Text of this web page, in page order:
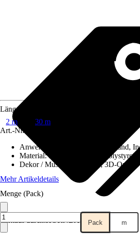
Verkauf durch:HORNBACH
Länge
2 m
30 m
Art.-Nr.
Anwendungsbereich
Decke, Wand,
Material:Hochverdichtetes Polystyrol
Dekor / Muster
Glatt, Uni, 3D-Optik
Mehr Artikeldetails
Menge (Pack)
Pack m